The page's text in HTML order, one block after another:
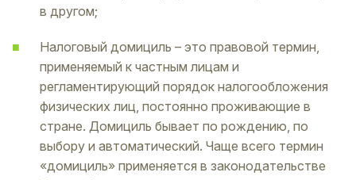
в другом;
Налоговый домициль – это правовой термин,
применяемый к частным лицам и
регламентирующий порядок налогообложения
физических лиц, постоянно проживающие в
стране. Домициль бывает по рождению, по
выбору и автоматический. Чаще всего термин
«домициль» применяется в законодательстве